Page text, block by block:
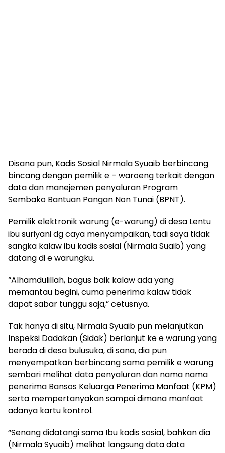
Disana pun, Kadis Sosial Nirmala Syuaib berbincang
bincang dengan pemilik e – waroeng terkait dengan
data dan manejemen penyaluran Program
Sembako Bantuan Pangan Non Tunai (BPNT).
Pemilik elektronik warung (e-warung) di desa Lentu
ibu suriyani dg caya menyampaikan, tadi saya tidak
sangka kalaw ibu kadis sosial (Nirmala Suaib) yang
datang di e warungku.
“Alhamdulillah, bagus baik kalaw ada yang
memantau begini, cuma penerima kalaw tidak
dapat sabar tunggu saja,” cetusnya.
Tak hanya di situ, Nirmala Syuaib pun melanjutkan
Inspeksi Dadakan (Sidak) berlanjut ke e warung yang
berada di desa bulusuka, di sana, dia pun
menyempatkan berbincang sama pemilik e warung
sembari melihat data penyaluran dan nama nama
penerima Bansos Keluarga Penerima Manfaat (KPM)
serta mempertanyakan sampai dimana manfaat
adanya kartu kontrol.
“Senang didatangi sama Ibu kadis sosial, bahkan dia
(Nirmala Syuaib) melihat langsung data data